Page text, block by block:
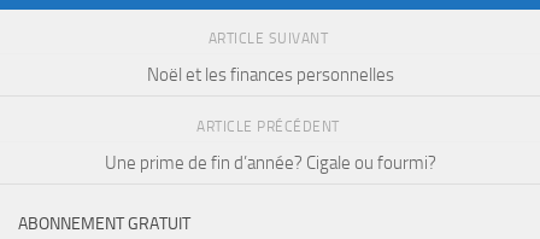
ARTICLE SUIVANT
Noël et les finances personnelles
ARTICLE PRÉCÉDENT
Une prime de fin d’année? Cigale ou fourmi?
ABONNEMENT GRATUIT